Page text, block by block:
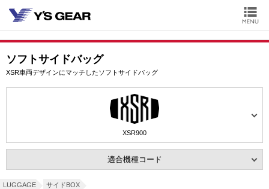
ソフトサイドバッグ
XSR車両デザインにマッチしたソフトサイドバッグ
XSR900
適合機種コード
LUGGAGE サイドBOX